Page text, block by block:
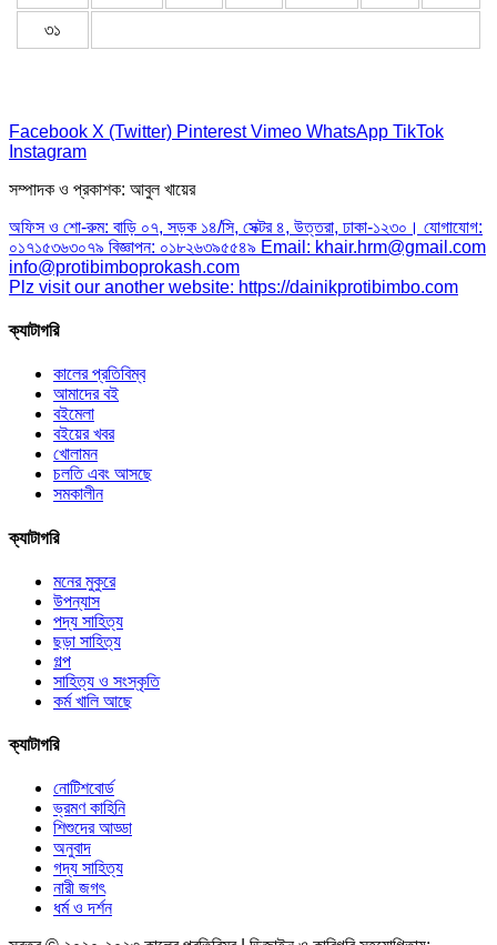
৩১
Facebook X (Twitter) Pinterest Vimeo WhatsApp TikTok
Instagram
সম্পাদক ও প্রকাশক: আবুল খায়ের
অফিস ও শো-রুম: বাড়ি ০৭, সড়ক ১৪/সি, সেক্টর ৪, উত্তরা, ঢাকা-১২৩০। যোগাযোগ:
০১৭১৫৩৬৩০৭৯ বিজ্ঞাপন: ০১৮২৬৩৯৫৫৪৯ Email: khair.hrm@gmail.com
info@protibimboprokash.com
Plz visit our another website: https://dainikprotibimbo.com
ক্যাটাগরি
কালের প্রতিবিম্ব
আমাদের বই
বইমেলা
বইয়ের খবর
খোলামন
চলতি এবং আসছে
সমকালীন
ক্যাটাগরি
মনের মুকুরে
উপন্যাস
পদ্য সাহিত্য
ছড়া সাহিত্য
গল্প
সাহিত্য ও সংস্কৃতি
কর্ম খালি আছে
ক্যাটাগরি
নোটিশবোর্ড
ভ্রমণ কাহিনি
শিশুদের আড্ডা
অনুবাদ
গদ্য সাহিত্য
নারী জগৎ
ধর্ম ও দর্শন